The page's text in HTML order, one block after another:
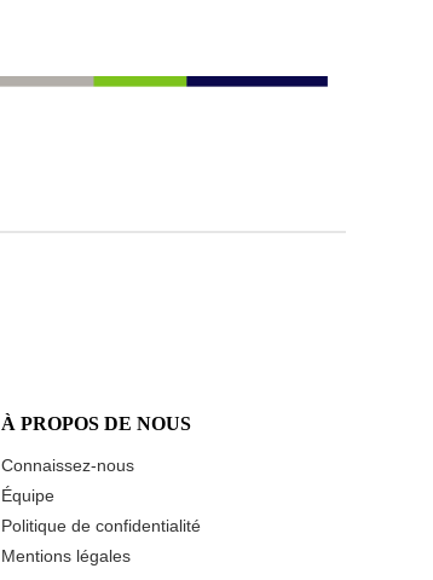
À PROPOS DE NOUS
Connaissez-nous
Équipe
Politique de confidentialité
Mentions légales